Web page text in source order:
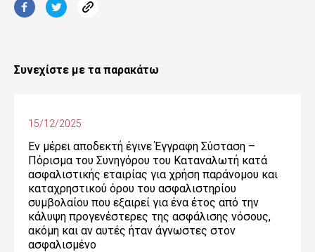
Συνεχίστε με τα παρακάτω
15/12/2025
Εν μέρει αποδεκτή έγινε Έγγραφη Σύσταση –
Πόρισμα του Συνηγόρου του Καταναλωτή κατά
ασφαλιστικής εταιρίας για χρήση παράνομου και
καταχρηστικού όρου του ασφαλιστηρίου
συμβολαίου που εξαιρεί για ένα έτος από την
κάλυψη προγενέστερες της ασφάλισης νόσους,
ακόμη και αν αυτές ήταν άγνωστες στον
ασφαλισμένο